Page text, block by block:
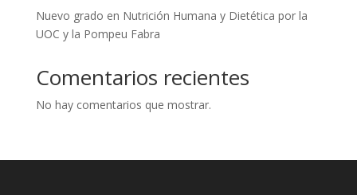
Nuevo grado en Nutrición Humana y Dietética por la
UOC y la Pompeu Fabra
Comentarios recientes
No hay comentarios que mostrar.